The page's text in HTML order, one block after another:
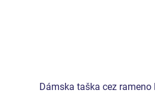
Dámska taška cez